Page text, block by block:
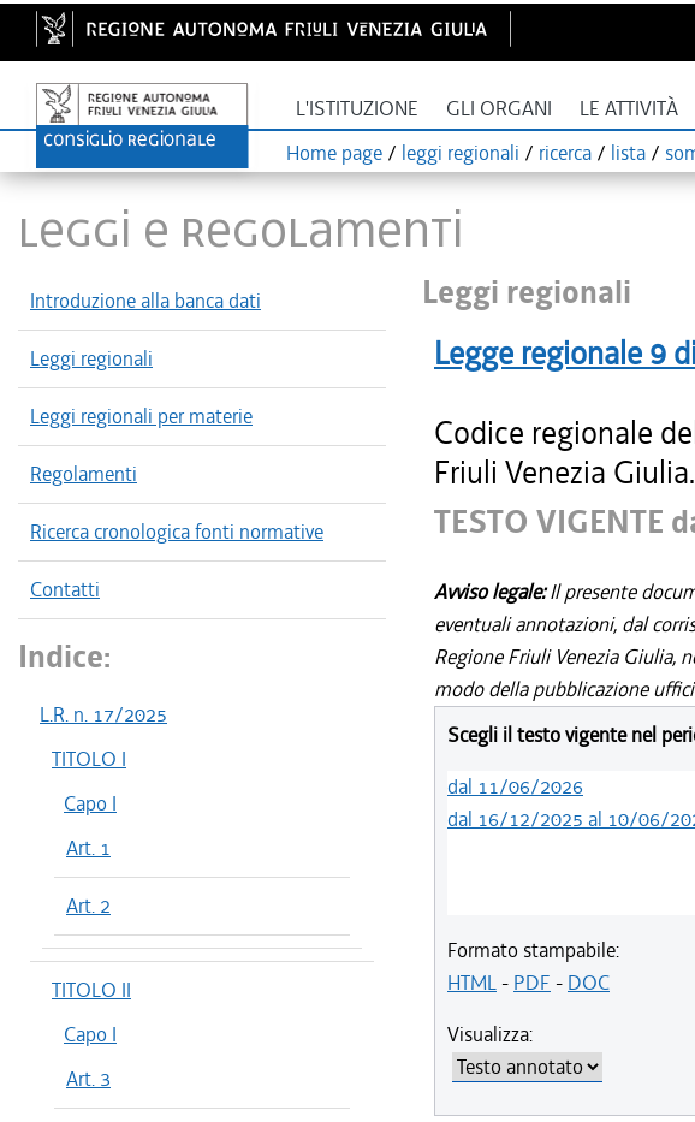
L'ISTITUZIONE GLI ORGANI LE ATTIVITÀ
Home page / leggi regionali / ricerca / lista /
LEGGI E REGOLAMENTI
Introduzione alla banca dati
Leggi regionali
Leggi regionali per materie
Regolamenti
Ricerca cronologica fonti normative
Contatti
Indice:
L.R. n. 17/2025
TITOLO I
Capo I
Art. 1
Art. 2
TITOLO II
Capo I
Art. 3
Leggi regionali
Legge regionale 9
Codice regionale
Friuli Venezia Giulia.
TESTO VIGENTE
Avviso legale:Il presente
eventuali annotazioni, dal
Regione Friuli Venezia Giulia,
modo della pubblicazione
Scegli il testo vigente nel
dal 11/06/2026
dal 16/12/2025 al 10/06/
Formato stampabile:
HTML- PDF - DOC
Visualizza: